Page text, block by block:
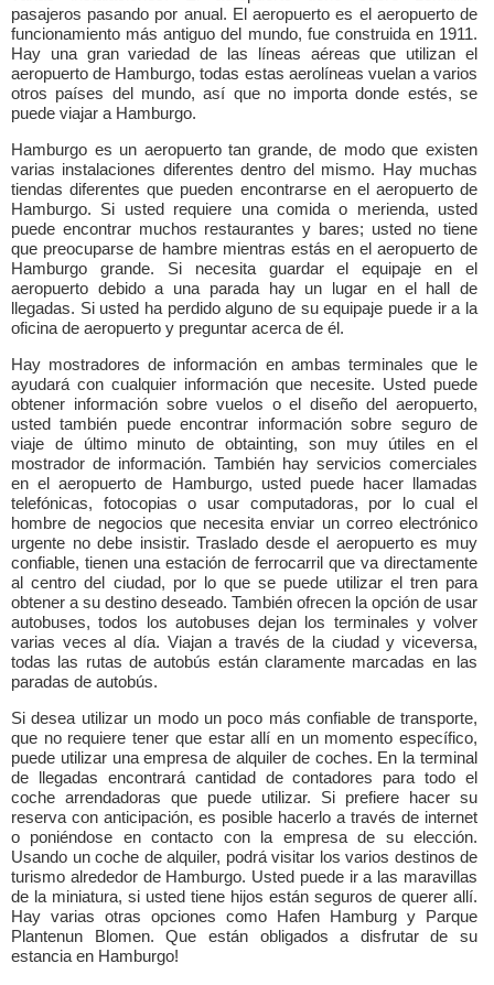
pasajeros pasando por anual. El aeropuerto es el aeropuerto de
funcionamiento más antiguo del mundo, fue construida en 1911.
Hay una gran variedad de las líneas aéreas que utilizan el
aeropuerto de Hamburgo, todas estas aerolíneas vuelan a varios
otros países del mundo, así que no importa donde estés, se
puede viajar a Hamburgo.
Hamburgo es un aeropuerto tan grande, de modo que existen
varias instalaciones diferentes dentro del mismo. Hay muchas
tiendas diferentes que pueden encontrarse en el aeropuerto de
Hamburgo. Si usted requiere una comida o merienda, usted
puede encontrar muchos restaurantes y bares; usted no tiene
que preocuparse de hambre mientras estás en el aeropuerto de
Hamburgo grande. Si necesita guardar el equipaje en el
aeropuerto debido a una parada hay un lugar en el hall de
llegadas. Si usted ha perdido alguno de su equipaje puede ir a la
oficina de aeropuerto y preguntar acerca de él.
Hay mostradores de información en ambas terminales que le
ayudará con cualquier información que necesite. Usted puede
obtener información sobre vuelos o el diseño del aeropuerto,
usted también puede encontrar información sobre seguro de
viaje de último minuto de obtainting, son muy útiles en el
mostrador de información. También hay servicios comerciales
en el aeropuerto de Hamburgo, usted puede hacer llamadas
telefónicas, fotocopias o usar computadoras, por lo cual el
hombre de negocios que necesita enviar un correo electrónico
urgente no debe insistir. Traslado desde el aeropuerto es muy
confiable, tienen una estación de ferrocarril que va directamente
al centro del ciudad, por lo que se puede utilizar el tren para
obtener a su destino deseado. También ofrecen la opción de usar
autobuses, todos los autobuses dejan los terminales y volver
varias veces al día. Viajan a través de la ciudad y viceversa,
todas las rutas de autobús están claramente marcadas en las
paradas de autobús.
Si desea utilizar un modo un poco más confiable de transporte,
que no requiere tener que estar allí en un momento específico,
puede utilizar una empresa de alquiler de coches. En la terminal
de llegadas encontrará cantidad de contadores para todo el
coche arrendadoras que puede utilizar. Si prefiere hacer su
reserva con anticipación, es posible hacerlo a través de internet
o poniéndose en contacto con la empresa de su elección.
Usando un coche de alquiler, podrá visitar los varios destinos de
turismo alrededor de Hamburgo. Usted puede ir a las maravillas
de la miniatura, si usted tiene hijos están seguros de querer allí.
Hay varias otras opciones como Hafen Hamburg y Parque
Plantenun Blomen. Que están obligados a disfrutar de su
estancia en Hamburgo!